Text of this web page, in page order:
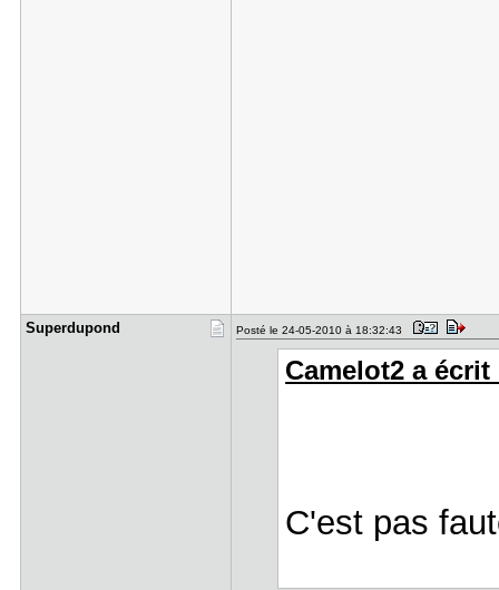
Superdupon​d Posté le 24-05-2010 à 18:32:43
Camelot2 a écrit
C'est pas